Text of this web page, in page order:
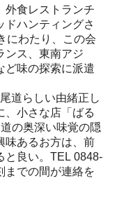
外食レストランチ
ドハンティングさ
にわたり、この会
ンス、東南アジ
ど味の探索に派遣
道らしい由緒正し
、小さな店「ばる
の奥深い味覚の隠
味あるお方は、前
と良い。TEL 0848-
までの間が連絡を